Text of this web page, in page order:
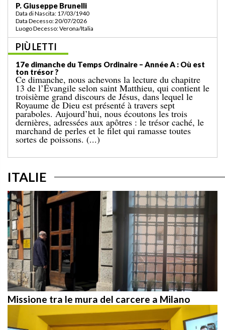
P. Bruno Bordonali
Data di Nascita: 01/07/1942
Data Decesso: 13/07/2026
Luogo Decesso: Verona /Italia
PIÙ LETTI
19e dimanche du Temps Ordinaire – Année A: «
Ordonne-moi de venir vers toi ! »
L’Évangile de dimanche dernier nous racontait le
miracle de la multiplication des pains pour une
grande foule, dans un lieu désert. Le récit se
terminait par le ramassage de douze paniers remplis
de restes. Cet événement est suivi de l’épisode bien
connu d’aujourd’hui, dans lequel Jésus marche sur la
mer. [...]
Missione tra le mura del carcere a Milano